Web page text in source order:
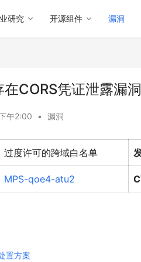
研究 开源组件 漏洞
CORS凭证泄露漏
午2:00 • 漏洞
过度许可的跨域白名单
MPS-qoe4-atu2
置方案